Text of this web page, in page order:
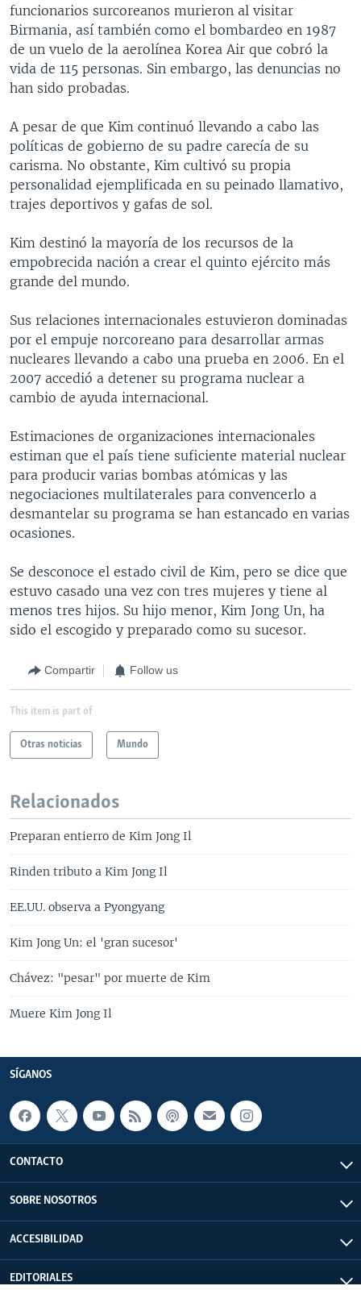
funcionarios surcoreanos murieron al visitar
Birmania, así también como el bombardeo en 1987
de un vuelo de la aerolínea Korea Air que cobró la
vida de 115 personas. Sin embargo, las denuncias no
han sido probadas.
A pesar de que Kim continuó llevando a cabo las
políticas de gobierno de su padre carecía de su
carisma. No obstante, Kim cultivó su propia
personalidad ejemplificada en su peinado llamativo,
trajes deportivos y gafas de sol.
Kim destinó la mayoría de los recursos de la
empobrecida nación a crear el quinto ejército más
grande del mundo.
Sus relaciones internacionales estuvieron dominadas
por el empuje norcoreano para desarrollar armas
nucleares llevando a cabo una prueba en 2006. En el
2007 accedió a detener su programa nuclear a
cambio de ayuda internacional.
Estimaciones de organizaciones internacionales
estiman que el país tiene suficiente material nuclear
para producir varias bombas atómicas y las
negociaciones multilaterales para convencerlo a
desmantelar su programa se han estancado en varias
ocasiones.
Se desconoce el estado civil de Kim, pero se dice que
estuvo casado una vez con tres mujeres y tiene al
menos tres hijos. Su hijo menor, Kim Jong Un, ha
sido el escogido y preparado como su sucesor.
Compartir Follow us
This item is part of
Otras noticias Mundo
Relacionados
Preparan entierro de Kim Jong Il
Rinden tributo a Kim Jong Il
EE.UU. observa a Pyongyang
Kim Jong Un: el 'gran sucesor'
Chávez: "pesar" por muerte de Kim
Muere Kim Jong Il
SÍGANOS
CONTACTO
SOBRE NOSOTROS
ACCESIBILIDAD
EDITORIALES